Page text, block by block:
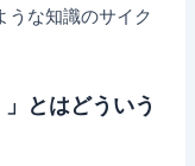
うな知識のサイク
とはどういう